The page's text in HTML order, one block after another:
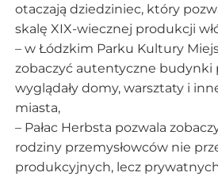
otaczają dziedziniec, który
skalę XIX-wiecznej produkcji
– w Łódzkim Parku Kultury
zobaczyć autentyczne budynki
wyglądały domy, warsztaty i
miasta,
– Pałac Herbsta pozwala
rodziny przemysłowców nie
produkcyjnych, lecz